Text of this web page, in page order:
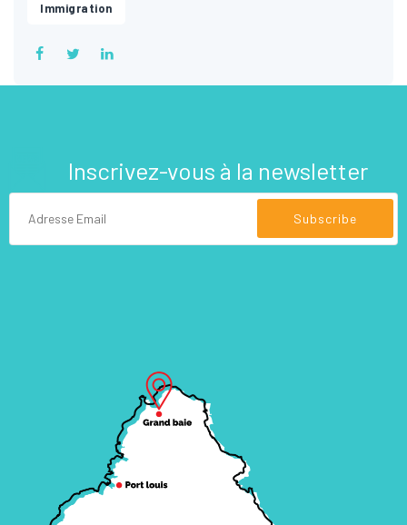
Immigration
Inscrivez-vous à la newsletter